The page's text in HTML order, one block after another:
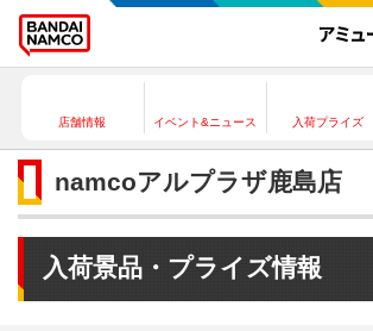
店舗情報 イベント&ニュース 入荷プライズ
namcoアルプラザ鹿島店
入荷景品・プライズ情報